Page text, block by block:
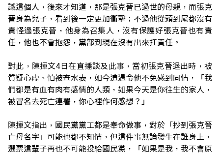
識這個人，後來才知道，那是張克晉已過世的母親，而張克
晉身為兒子，看到後一定更加衝擊；不過他從頭到尾都沒有
責怪過張克晉，他身為召集人，沒有保護好張克晉也有責
任，他也不會抱怨，黨部到現在沒有出來扛責任。
對此，陳揮文4日在直播談及此事，當初張克晉退出時，被
質疑心虛、怕被查水表，如今遭遇令他不免感到同情，「我
們都是有血有肉有感情的人類，如果今天是你往生的家人，
被冒名去死亡連署，你心裡作何感想？」
陳揮文指出，國民黨黨工都是奉命做事，對於「抄到張克晉
亡母名字」可能也都不知情，但這件事無論發生在誰身上，
選票這輩子再也不可能投給國民黨，「如果是我，我不會原